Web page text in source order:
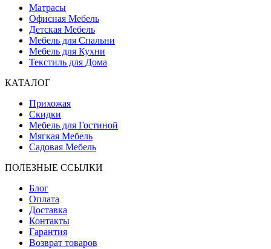
Матрасы
Офисная Мебель
Детская Мебель
Мебель для Спальни
Мебель для Кухни
Текстиль для Дома
КАТАЛОГ
Прихожая
Скидки
Мебель для Гостиной
Мягкая Мебель
Садовая Мебель
ПОЛЕЗНЫЕ ССЫЛКИ
Блог
Оплата
Доставка
Контакты
Гарантия
Возврат товаров